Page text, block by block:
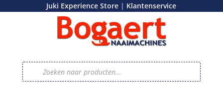
Juki Experience Store | Klantenservice
Producten
zoeken